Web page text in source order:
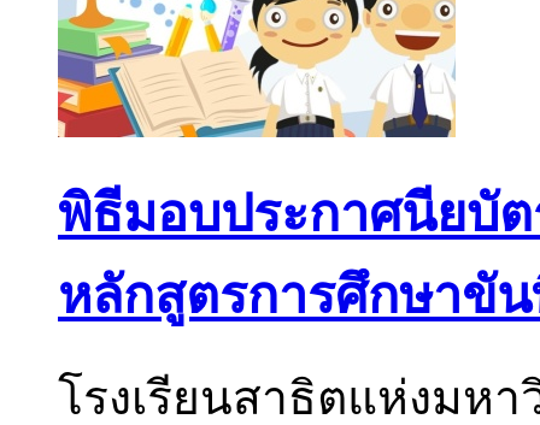
พิธีมอบประกาศนียบั
หลักสูตรการศึกษาขั
โรงเรียนสาธิตแห่งมห